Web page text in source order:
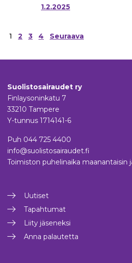
1.2.2025
Artikkelien
1 2 3 4 Seuraava
Suolistosairaudet ry
Finlaysoninkatu 7
33210 Tampere
Y-tunnus 1714141-6
Puh 044 725 4400
info@suolistosairaudet.fi
Toimiston puhelinaika maanantaisin
Uutiset
Tapahtumat
Liity jäseneksi
Anna palautetta